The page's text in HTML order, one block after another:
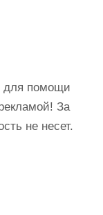
для помощи
За
не несет.